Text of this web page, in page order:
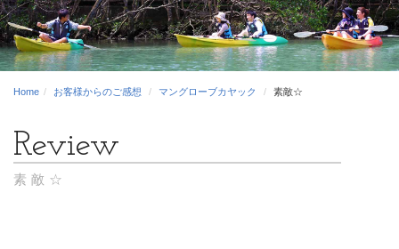
Home お客様からのご感想 マングローブカヤック 素敵☆
素敵☆